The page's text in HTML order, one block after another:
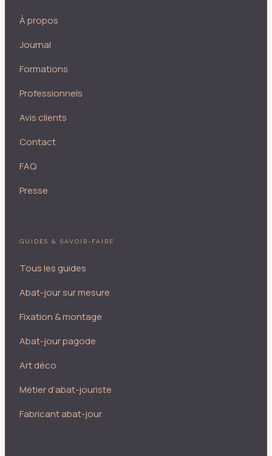
À propos
Journal
Formations
Professionnels
Avis clients
Contact
FAQ
Presse
GUIDES & SAVOIR-FAIRE
Tous les guides
Abat-jour sur mesure
Fixation & montage
Abat-jour pagode
Art déco
Métier d’abat-jouriste
Fabricant abat-jour